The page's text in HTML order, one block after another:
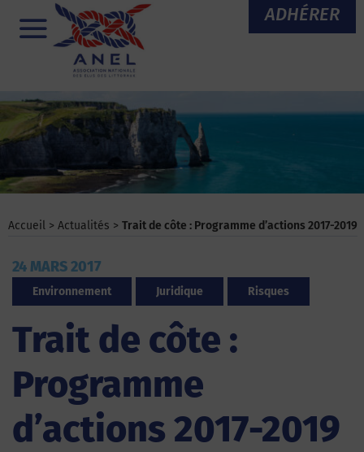
ADHÉRER
Menu
Accueil > Actualités > Trait de côte : Programme d’actions 2017-2019
24 MARS 2017
Environnement Juridique Risques
Trait de côte :
Programme
d’actions 2017-2019